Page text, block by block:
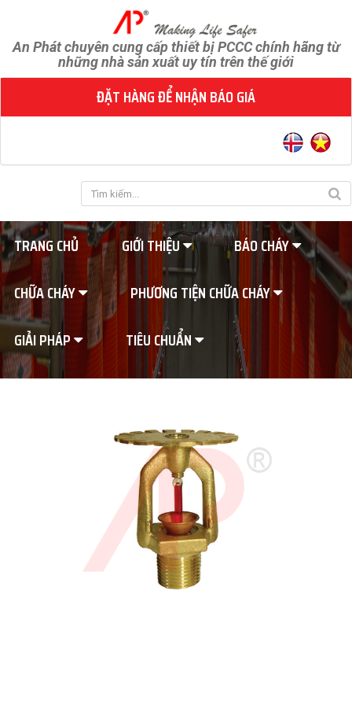
An Phát chuyên cung cấp thiết bị PCCC chính hãng từ
những nhà sản xuất uy tín trên thế giới
ĐẶT HÀNG ĐỂ NHẬN BÁO GIÁ
TRANG CHỦ GIỚI THIỆU
BÁO CHÁY
CHỮA CHÁY
PHƯƠNG TIỆN CHỮA CHÁY
GIẢI PHÁP
TIÊU CHUẨN